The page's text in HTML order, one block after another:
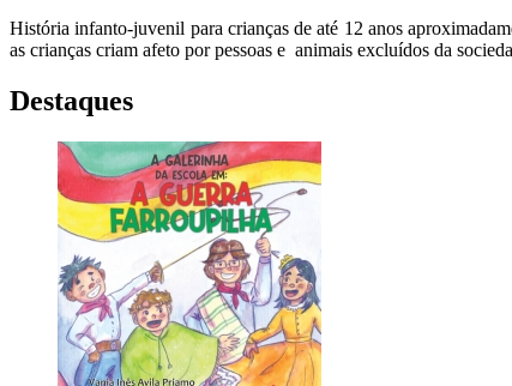
História infanto-juvenil para crianças de até 12 anos
as crianças criam afeto por pessoas e animais excluídos da
Destaques